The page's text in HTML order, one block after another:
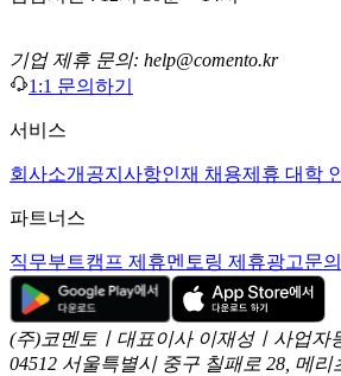
기업 제휴 문의: help@comento.kr
1:1 문의하기
서비스
회사소개 공지사항인재 채용제휴 대학
파트너스
직무부트캠프 제휴멘토링 제휴광고문의
(주)코멘토ㅣ대표이사 이재성ㅣ사업자
04512 서울특별시 중구 칠패로 28, 메리